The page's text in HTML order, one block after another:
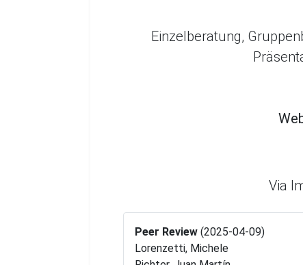
Einzelberatung,
Via
Peer Review (2025-04-09)
Lorenzetti, Michele